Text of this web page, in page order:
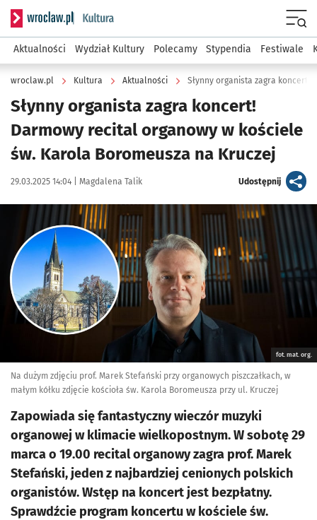
Serwis informacyjny wroclaw.pl podserwis: Kultura
Aktualności Wydział Kultury Polecamy Stypendia Festiwale
wroclaw.pl Kultura Aktualności Słynny organista zagra koncert!
Słynny organista zagra koncert!
Darmowy recital organowy w kościele
św. Karola Boromeusza na Kruczej
Data publikacji:
29.03.2025 14:04 | Autor:
Magdalena Talik Udostępnijartykuł
Kliknij, aby powiększyć
fot. mat. org.
Na dużym zdjęciu prof. Marek Stefański przy organowych piszczałkach, w
małym kółku zdjęcie kościoła św. Karola Boromeusza przy ul. Kruczej
Zapowiada się fantastyczny wieczór muzyki
organowej w klimacie wielkopostnym. W sobotę 29
marca o 19.00 recital organowy zagra prof. Marek
Stefański, jeden z najbardziej cenionych polskich
organistów. Wstęp na koncert jest bezpłatny.
Sprawdźcie program koncertu w kościele św.